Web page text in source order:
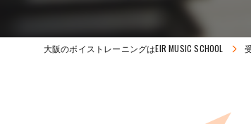
大阪のボイストレーニングはEIR MUSIC SCHOOL